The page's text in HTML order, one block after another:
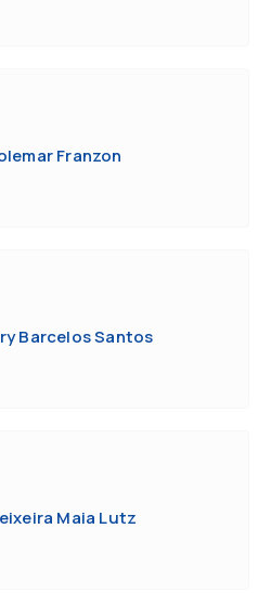
Franzon
Barcelos Santos
Maia Lutz